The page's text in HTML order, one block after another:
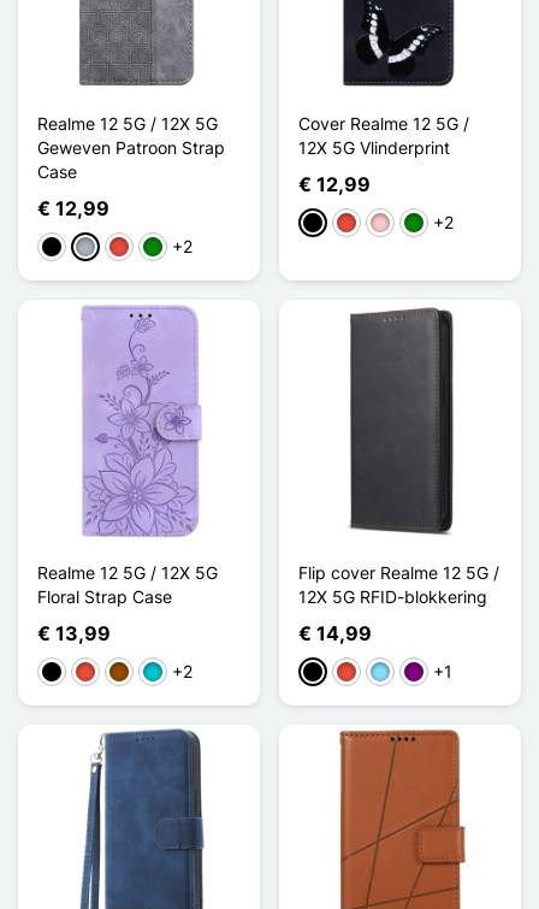
Realme 12 5G / 12X 5G
Geweven Patroon Strap
Case
€ 12,99
ZwartGrijsRoodGroen
+2
Cover Realme 12 5G /
12X 5G Vlinderprint
€ 12,99
ZwartRoodRozeGroen
+2
Realme 12 5G / 12X 5G
Floral Strap Case
€ 13,99
ZwartRoodBruinTurkoois
+2
Flip cover Realme 12 5G /
12X 5G RFID-blokkering
€ 14,99
ZwartRoodLicht Blauw
Purper
+1